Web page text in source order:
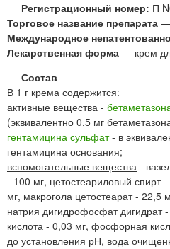
Регистрационный номер: П
Торговое название препарата
Международное
Лекарственная форма — крем
Состав
В 1 г крема содержится:
активные вещества -
(эквивалентно 0,5 мг
гентамицина сульфат- в
гентамицина основания;
вспомогательные вещества -
- 100 мг, цетостеариловый спирт
мг, макрогола цетостеарат - 22,5
натрия дигидрофосфат
кислота - 0,03 мг, фосфорная
до установления рН, вода